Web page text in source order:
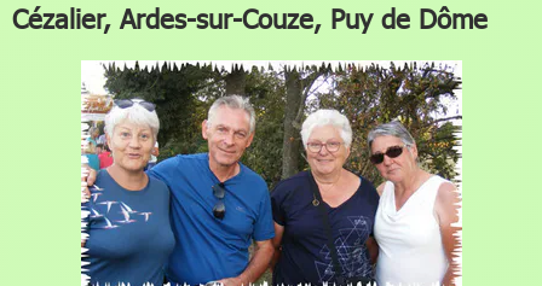
Cézalier, Ardes-sur-Couze, Puy de Dôme